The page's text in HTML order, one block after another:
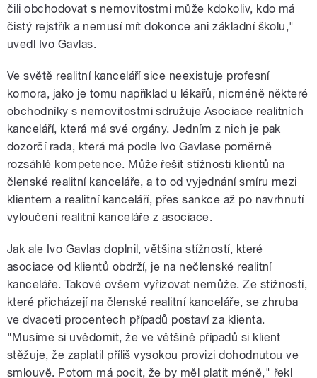
čili obchodovat s nemovitostmi může kdokoliv, kdo má
čistý rejstřík a nemusí mít dokonce ani základní školu,"
uvedl Ivo Gavlas.
Ve světě realitní kanceláří sice neexistuje profesní
komora, jako je tomu například u lékařů, nicméně některé
obchodníky s nemovitostmi sdružuje Asociace realitních
kanceláří, která má své orgány. Jedním z nich je pak
dozorčí rada, která má podle Ivo Gavlase poměrně
rozsáhlé kompetence. Může řešit stížnosti klientů na
členské realitní kanceláře, a to od vyjednání smíru mezi
klientem a realitní kanceláří, přes sankce až po navrhnutí
vyloučení realitní kanceláře z asociace.
Jak ale Ivo Gavlas doplnil, většina stížností, které
asociace od klientů obdrží, je na nečlenské realitní
kanceláře. Takové ovšem vyřizovat nemůže. Ze stížností,
které přicházejí na členské realitní kanceláře, se zhruba
ve dvaceti procentech případů postaví za klienta.
"Musíme si uvědomit, že ve většině případů si klient
stěžuje, že zaplatil příliš vysokou provizi dohodnutou ve
smlouvě. Potom má pocit, že by měl platit méně," řekl